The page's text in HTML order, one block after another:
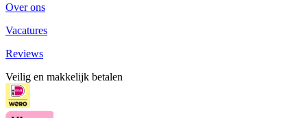
Over ons
Vacatures
Reviews
Veilig en makkelijk betalen